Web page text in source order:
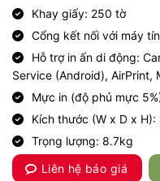
Khay giấy: 250 tờ
Cổng kết nối với máy
Hỗ trợ in ấn di động:
Service (Android), AirPrint,
Mực in (độ phủ mực
Kích thước (W x D x
Trọng lượng: 8.7kg
Liên hệ báo giá